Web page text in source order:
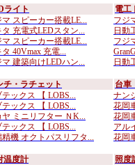
ライト
マ スピーカー搭載LE...
タ 充電式LEDスタン...
マ スピーカー搭載LE...
タ 40Vmax 充電...
マ 建築向けLEDハン...
電工
フジ
日動
フジ
日動
チ・ラチェット
テックス 【 LOBS...
テックス 【 LOBS...
ヤ ミニリフター ＮK...
テックス 【 LOBS...
精機 オクトパスリフタ...
台車
ナン
花岡
花岡
アル
花岡
温度計
照度